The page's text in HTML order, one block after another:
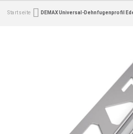
Startseite DEMAX Universal-Dehnfugenprofil